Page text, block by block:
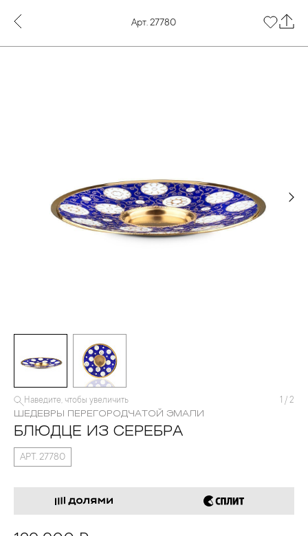
Арт. 27780
Наведите, чтобы увеличить 1 / 2
ШЕДЕВРЫ ПЕРЕГОРОДЧАТОЙ ЭМАЛИ
БЛЮДЦЕ ИЗ СЕРЕБРА
АРТ. 27780